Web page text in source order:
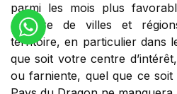
parmi les mois plus
nombre de villes et
territoire, en particulier dans
que soit votre centre
ou farniente, quel que ce soit